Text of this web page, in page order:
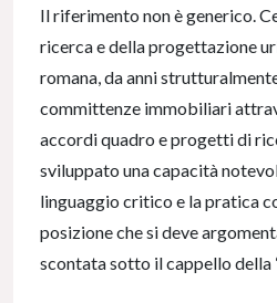
Il riferimento non è generico.
ricerca e della progettazione
romana, da anni
committenze immobiliari
accordi quadro e progetti di
sviluppato una capacità
linguaggio critico e la pratica
posizione che si deve
scontata sotto il cappello della